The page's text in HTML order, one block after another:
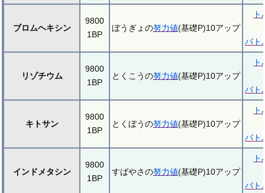
ブロムヘキシン
9800
1BP
ぼうぎょの努力値(基礎P)10アップ
バト
リゾチウム
9800
1BP
とくこうの努力値(基礎P)10アップ
バト
キトサン
9800
1BP
とくぼうの努力値(基礎P)10アップ
バト
インドメタシン
9800
1BP
すばやさの努力値(基礎P)10アップ
バト